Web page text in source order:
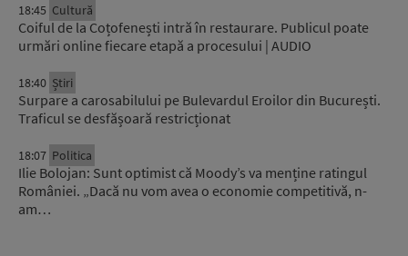
18:45 Cultură
Coiful de la Coțofenești intră în restaurare. Publicul poate
urmări online fiecare etapă a procesului | AUDIO
18:40 Știri
Surpare a carosabilului pe Bulevardul Eroilor din București.
Traficul se desfășoară restricționat
18:07 Politica
Ilie Bolojan: Sunt optimist că Moody’s va menține ratingul
României. „Dacă nu vom avea o economie competitivă, n-
am…